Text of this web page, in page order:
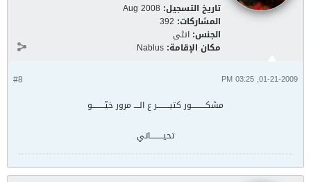
تاريخ التسجيل: Aug 2008
المشاركات: 392
الجنس: انثى
مكان الإقامة: Nablus
#8 01-21-2009, 03:25 PM
مشكــــــــــور كتيـــــــــر ع الــــ مرور خيّـــــــــو
تحيـــــــــاتي